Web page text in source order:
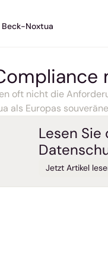
Noxtua
oft nicht die
als Europas
Lesen
Jetzt Artikel